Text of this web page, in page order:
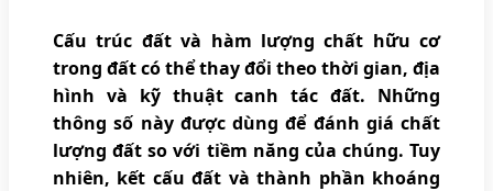
Cấu trúc đất và hàm lượng chất hữu cơ
trong đất có thể thay đổi theo thời gian, địa
hình và kỹ thuật canh tác đất. Những
thông số này được dùng để đánh giá chất
lượng đất so với tiềm năng của chúng. Tuy
nhiên, kết cấu đất và thành phần khoáng